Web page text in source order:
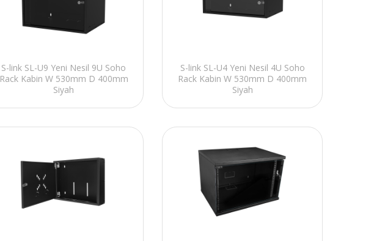
S-link SL-U9 Yeni Nesil 9U Soho
Rack Kabin W 530mm D 400mm
Siyah
S-link SL-U4 Yeni Nesil 4U Soho
Rack Kabin W 530mm D 400mm
Siyah